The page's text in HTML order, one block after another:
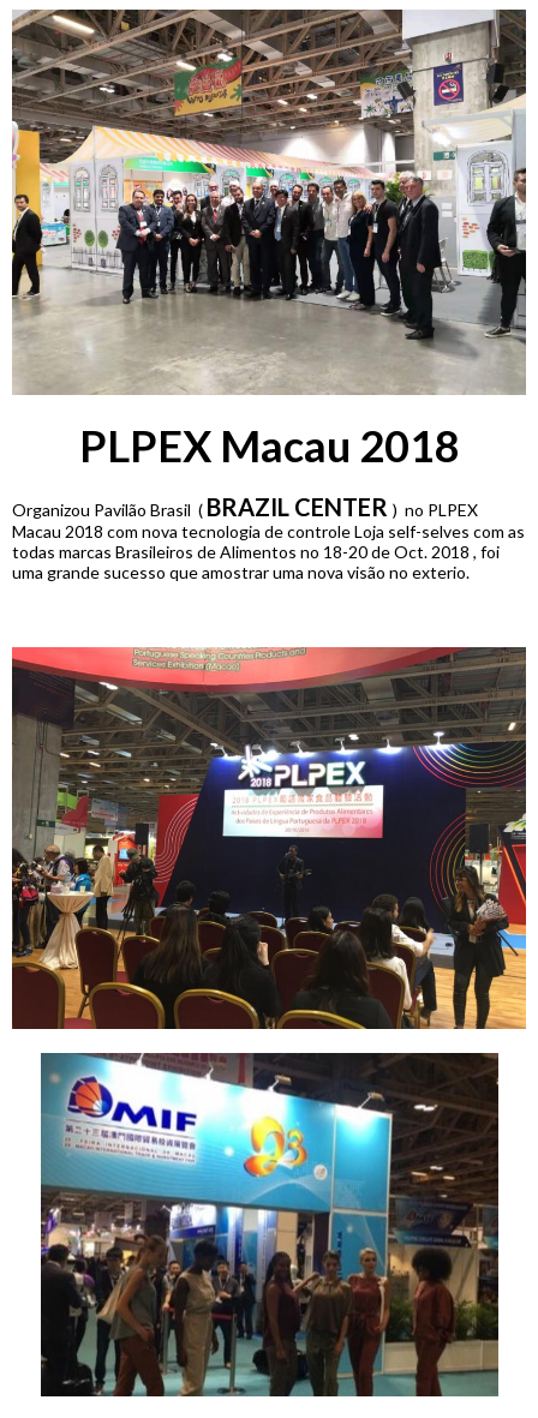
PLPEX Macau 2018
Organizou Pavilão Brasil ( BRAZIL CENTER ) no PLPEX
Macau 2018 com nova tecnologia de controle Loja self-selves com as
todas marcas Brasileiros de Alimentos no 18-20 de Oct. 2018 , foi
uma grande sucesso que amostrar uma nova visão no exterio.